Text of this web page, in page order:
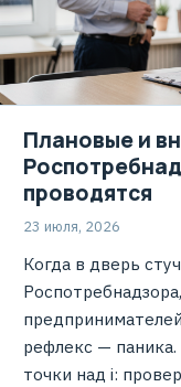
Плановые и
проводятся
23 июля, 2026
Когда в дверь
рефлекс — паника.
точки над i: